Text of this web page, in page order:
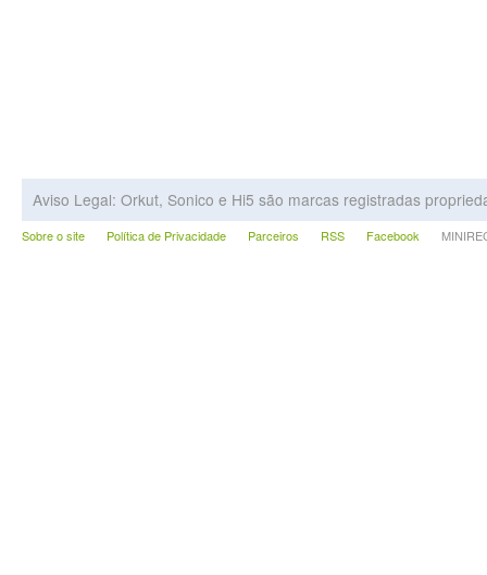
Aviso Legal: Orkut, Sonico e Hi5 são marcas registradas
Sobre o site Política de Privacidade Parceiros RSS Facebook